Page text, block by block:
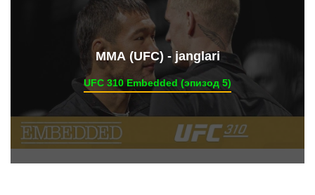
ММА (UFC) - janglari
UFC 310 Embedded (эпизод 5)